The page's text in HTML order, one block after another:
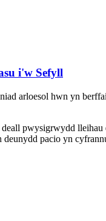
i'w Sefyll
arloesol hwn yn
pwysigrwydd lleihau
pacio yn